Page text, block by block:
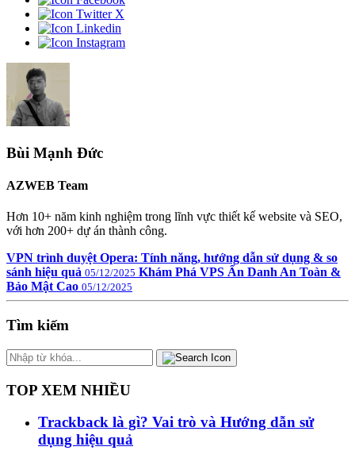
Bùi Mạnh Đức
AZWEB Team
Hơn 10+ năm kinh nghiệm trong lĩnh vực thiết kế website và SEO,
với hơn 200+ dự án thành công.
VPN trình duyệt Opera: Tính năng, hướng dẫn sử dụng & so
sánh hiệu quả 05/12/2025 Khám Phá VPS Ẩn Danh An Toàn &
Bảo Mật Cao 05/12/2025
Tìm kiếm
TOP XEM NHIỀU
Trackback là gì? Vai trò và Hướng dẫn sử
dụng hiệu quả